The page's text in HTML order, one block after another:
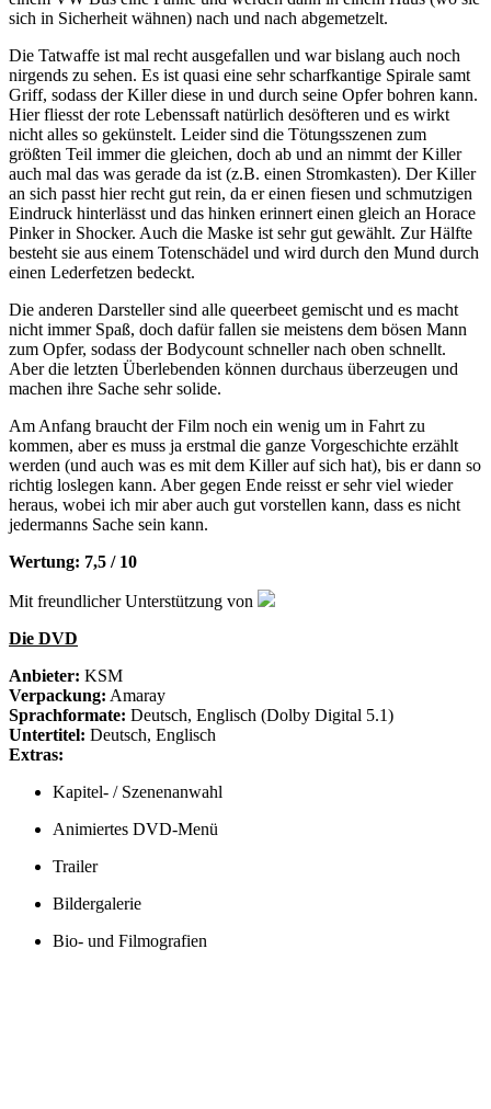
sich in Sicherheit wähnen) nach und nach abgemetzelt.
Die Tatwaffe ist mal recht ausgefallen und war bislang auch noch
nirgends zu sehen. Es ist quasi eine sehr scharfkantige Spirale samt
Griff, sodass der Killer diese in und durch seine Opfer bohren kann.
Hier fliesst der rote Lebenssaft natürlich desöfteren und es wirkt
nicht alles so gekünstelt. Leider sind die Tötungsszenen zum
größten Teil immer die gleichen, doch ab und an nimmt der Killer
auch mal das was gerade da ist (z.B. einen Stromkasten). Der Killer
an sich passt hier recht gut rein, da er einen fiesen und schmutzigen
Eindruck hinterlässt und das hinken erinnert einen gleich an Horace
Pinker in Shocker. Auch die Maske ist sehr gut gewählt. Zur Hälfte
besteht sie aus einem Totenschädel und wird durch den Mund durch
einen Lederfetzen bedeckt.
Die anderen Darsteller sind alle queerbeet gemischt und es macht
nicht immer Spaß, doch dafür fallen sie meistens dem bösen Mann
zum Opfer, sodass der Bodycount schneller nach oben schnellt.
Aber die letzten Überlebenden können durchaus überzeugen und
machen ihre Sache sehr solide.
Am Anfang braucht der Film noch ein wenig um in Fahrt zu
kommen, aber es muss ja erstmal die ganze Vorgeschichte erzählt
werden (und auch was es mit dem Killer auf sich hat), bis er dann so
richtig loslegen kann. Aber gegen Ende reisst er sehr viel wieder
heraus, wobei ich mir aber auch gut vorstellen kann, dass es nicht
jedermanns Sache sein kann.
Wertung: 7,5 / 10
Mit freundlicher Unterstützung von
Die DVD
Anbieter: KSM
Verpackung: Amaray
Sprachformate: Deutsch, Englisch (Dolby Digital 5.1)
Untertitel: Deutsch, Englisch
Extras:
Kapitel- / Szenenanwahl
Animiertes DVD-Menü
Trailer
Bildergalerie
Bio- und Filmografien